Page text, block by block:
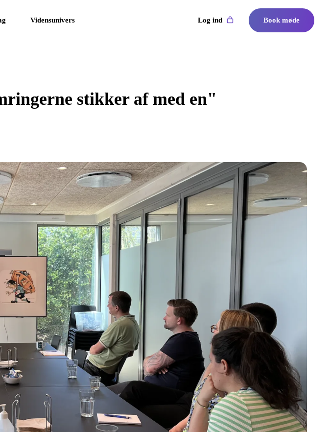
Vidensunivers Log ind Book møde
stikker af med en"